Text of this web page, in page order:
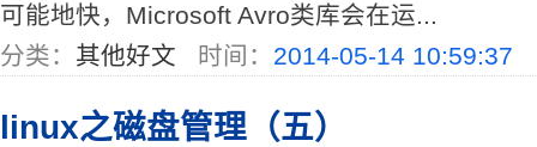
可能地快，Microsoft Avro类库会在运...
分类： 其他好文 时间： 2014-05-14 10:59:37
linux之磁盘管理（五）